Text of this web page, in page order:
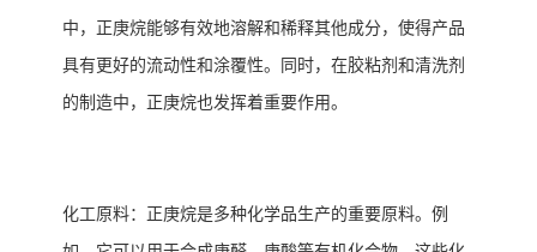
中，正庚烷能够有效地溶解和稀释其他成分，使得产品
具有更好的流动性和涂覆性。同时，在胶粘剂和清洗剂
的制造中，正庚烷也发挥着重要作用。
‌化工原料‌：正庚烷是多种化学品生产的重要原料。例